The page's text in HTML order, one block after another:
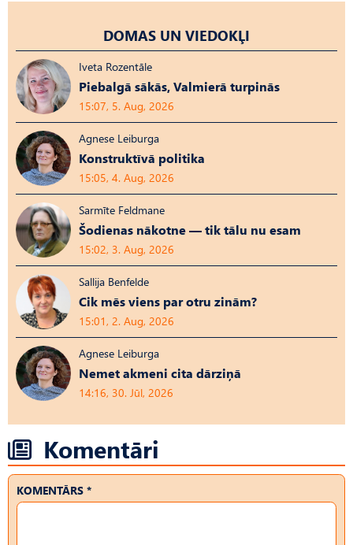
DOMAS UN VIEDOKĻI
Iveta Rozentāle
Piebalgā sākās, Valmierā turpinās
15:07, 5. Aug, 2026
Agnese Leiburga
Konstruktīvā politika
15:05, 4. Aug, 2026
Sarmīte Feldmane
Šodienas nākotne — tik tālu nu esam
15:02, 3. Aug, 2026
Sallija Benfelde
Cik mēs viens par otru zinām?
15:01, 2. Aug, 2026
Agnese Leiburga
Nemet akmeni cita dārziņā
14:16, 30. Jūl, 2026
Komentāri
KOMENTĀRS *